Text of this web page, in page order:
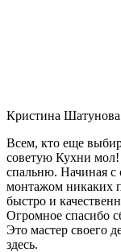
Кристина Шатунова
Всем, кто еще
советую Кухни
спальню. Начиная с
монтажом никаких
быстро и
Огромное спасибо
Это мастер своего
здесь.